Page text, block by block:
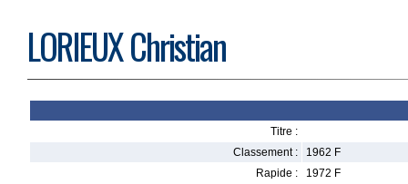
LORIEUX Christian
Titre :
Classement :
1962 F
Rapide :
1972 F